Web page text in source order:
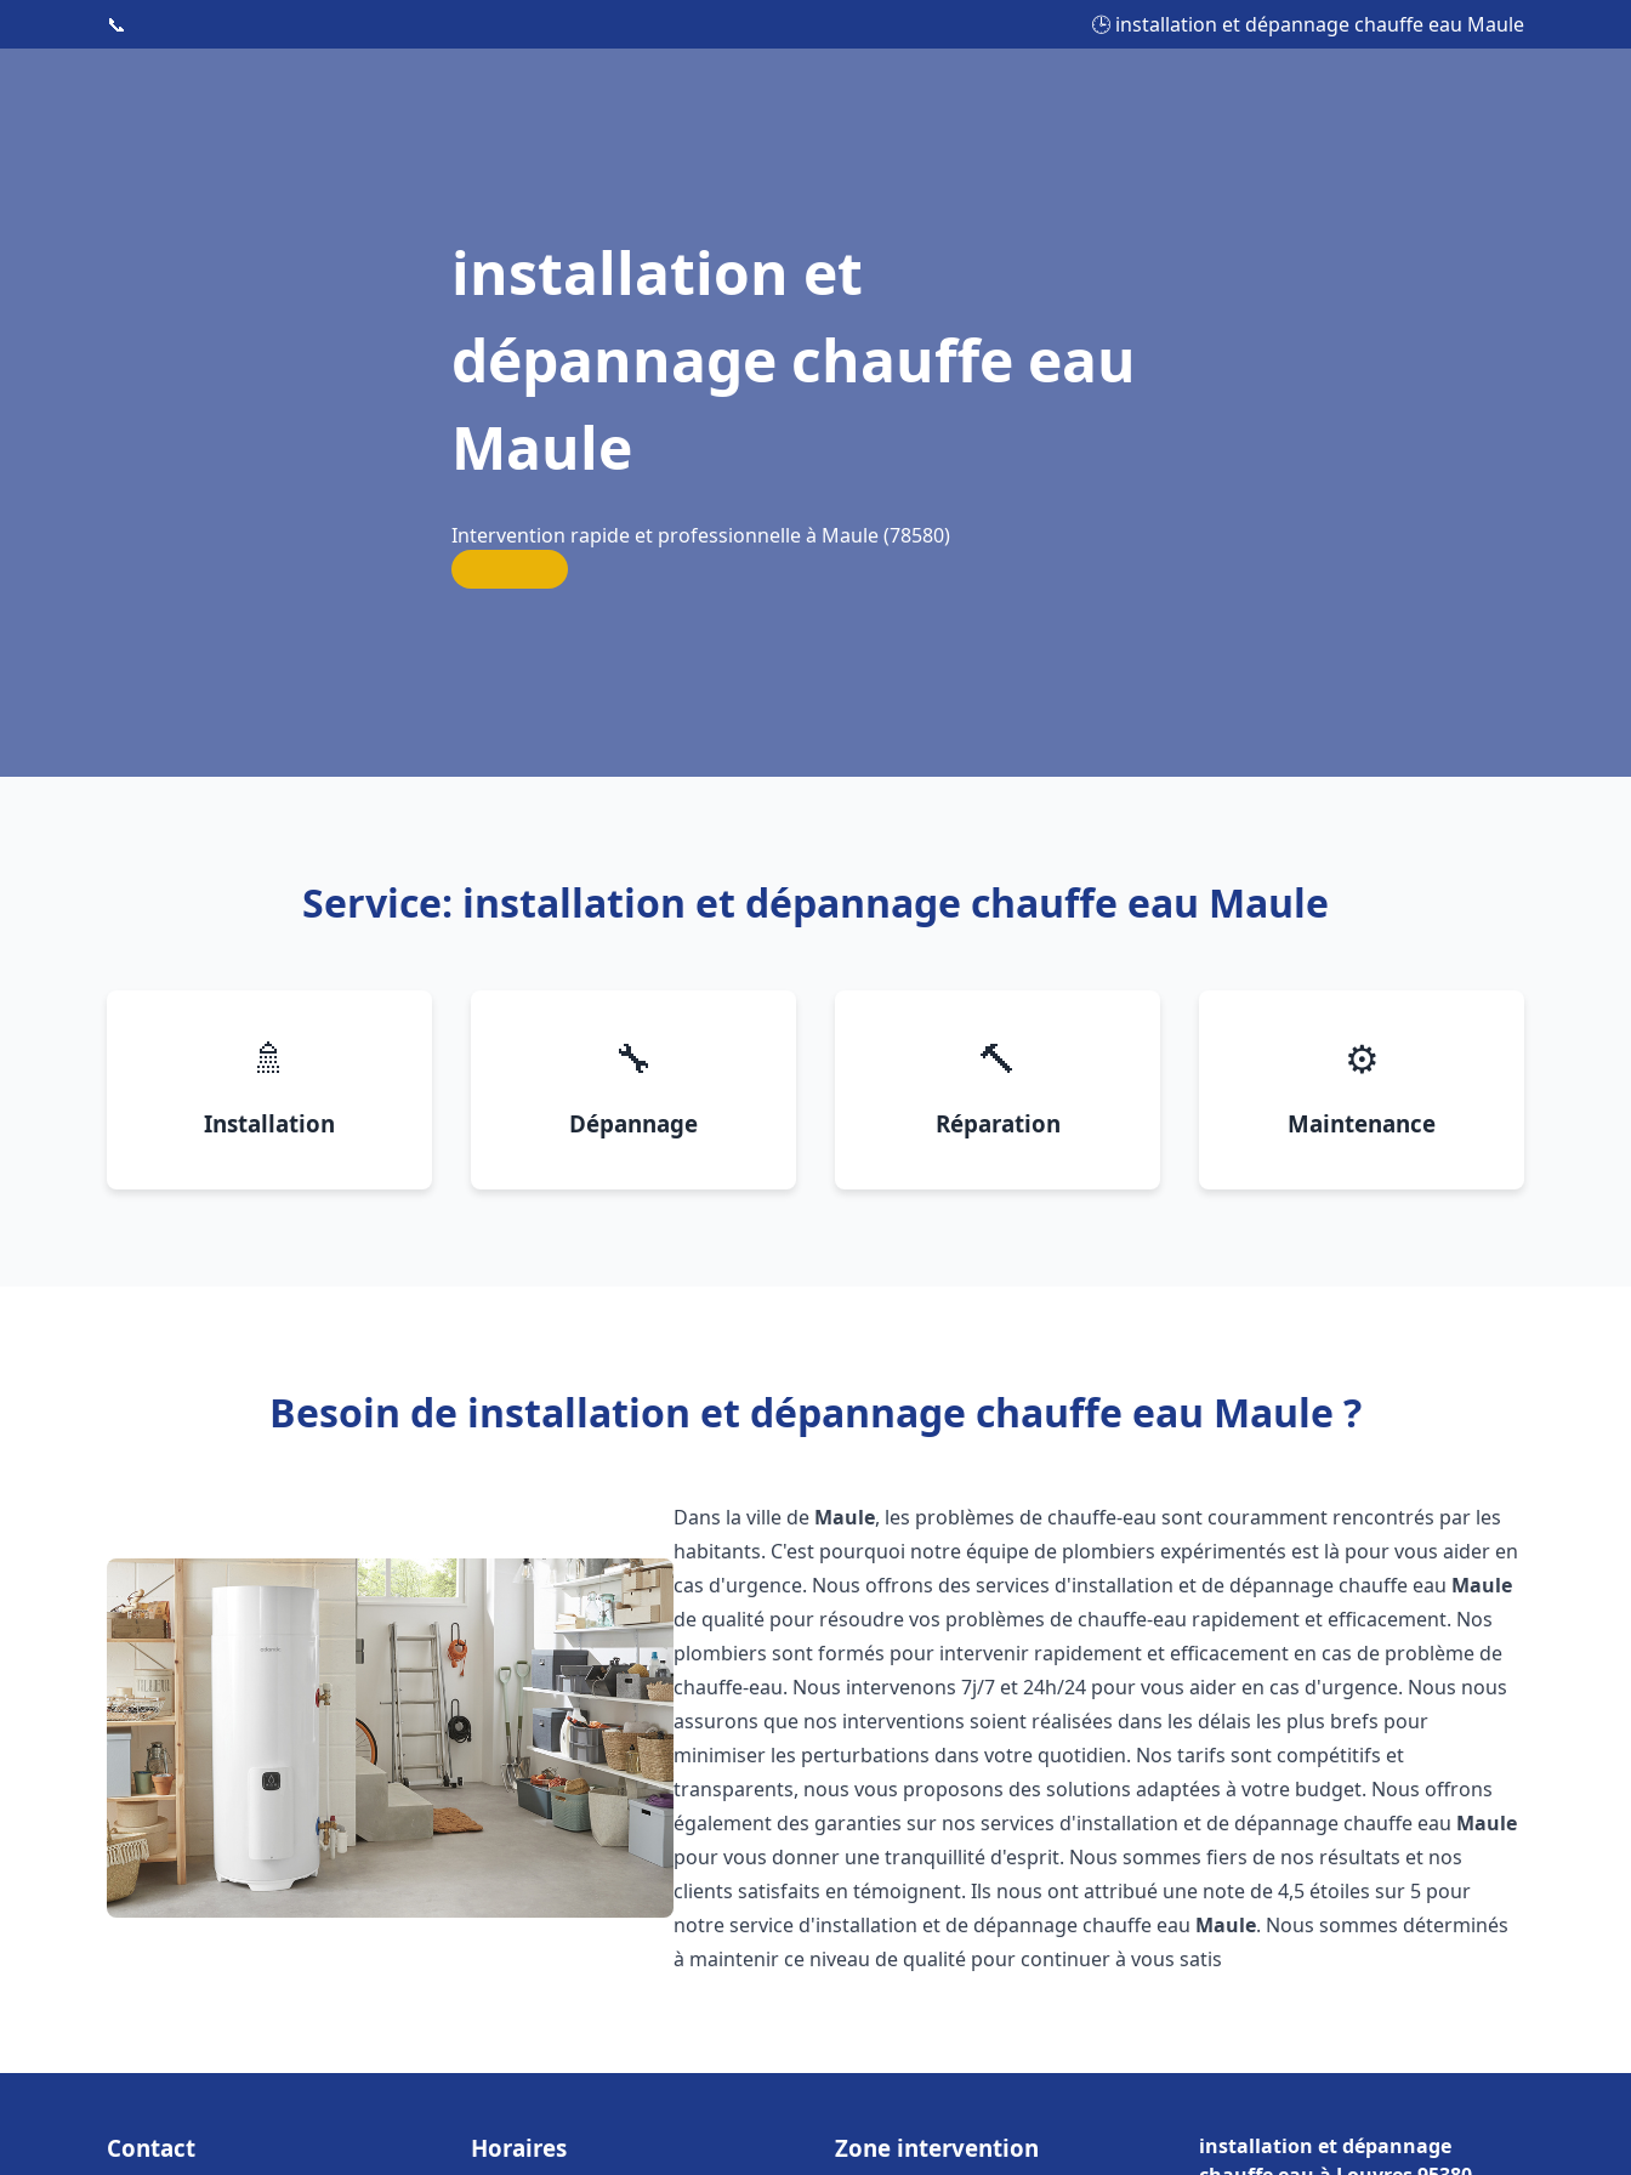
📞 🕒 installation et dépannage chauffe eau Maule
installation et
dépannage chauffe eau
Maule
Intervention rapide et professionnelle à Maule (78580)
Service: installation et dépannage chauffe eau Maule
🚿
Installation
🔧
Dépannage
🔨
Réparation
⚙️
Maintenance
Besoin de installation et dépannage chauffe eau Maule ?
Dans la ville de Maule, les problèmes de chauffe-eau sont couramment rencontrés par les
habitants. C'est pourquoi notre équipe de plombiers expérimentés est là pour vous aider en
cas d'urgence. Nous offrons des services d'installation et de dépannage chauffe eau Maule
de qualité pour résoudre vos problèmes de chauffe-eau rapidement et efficacement. Nos
plombiers sont formés pour intervenir rapidement et efficacement en cas de problème de
chauffe-eau. Nous intervenons 7j/7 et 24h/24 pour vous aider en cas d'urgence. Nous nous
assurons que nos interventions soient réalisées dans les délais les plus brefs pour
minimiser les perturbations dans votre quotidien. Nos tarifs sont compétitifs et
transparents, nous vous proposons des solutions adaptées à votre budget. Nous offrons
également des garanties sur nos services d'installation et de dépannage chauffe eau Maule
pour vous donner une tranquillité d'esprit. Nous sommes fiers de nos résultats et nos
clients satisfaits en témoignent. Ils nous ont attribué une note de 4,5 étoiles sur 5 pour
notre service d'installation et de dépannage chauffe eau Maule. Nous sommes déterminés
à maintenir ce niveau de qualité pour continuer à vous satis
Contact Horaires Zone intervention
installation et dépannage